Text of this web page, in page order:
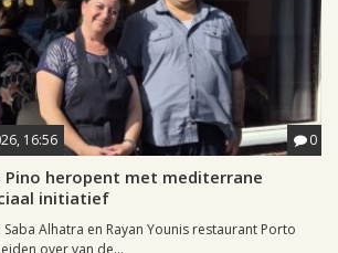
16:56 0
heropent met mediterrane
initiatief
Alhatra en Rayan Younis restaurant Porto